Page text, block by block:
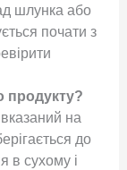
шлунка або
почати з
продукту?
на
до
в сухому і